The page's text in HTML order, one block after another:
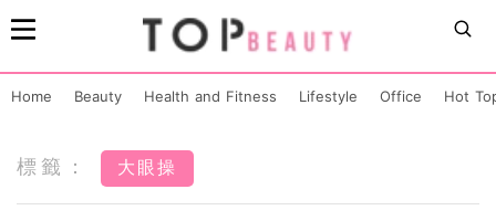
Home Beauty Health and Fitness Lifestyle Office Hot
標籤： 大眼操